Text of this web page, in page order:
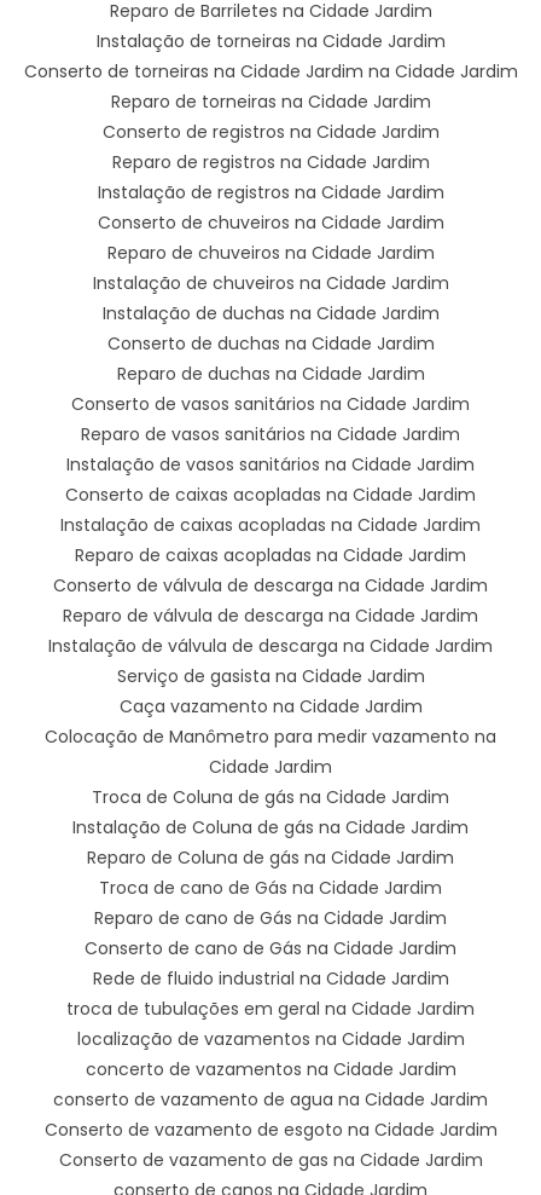
Reparo de Barriletes na Cidade Jardim
Instalação de torneiras na Cidade Jardim
Conserto de torneiras na Cidade Jardim na Cidade Jardim
Reparo de torneiras na Cidade Jardim
Conserto de registros na Cidade Jardim
Reparo de registros na Cidade Jardim
Instalação de registros na Cidade Jardim
Conserto de chuveiros na Cidade Jardim
Reparo de chuveiros na Cidade Jardim
Instalação de chuveiros na Cidade Jardim
Instalação de duchas na Cidade Jardim
Conserto de duchas na Cidade Jardim
Reparo de duchas na Cidade Jardim
Conserto de vasos sanitários na Cidade Jardim
Reparo de vasos sanitários na Cidade Jardim
Instalação de vasos sanitários na Cidade Jardim
Conserto de caixas acopladas na Cidade Jardim
Instalação de caixas acopladas na Cidade Jardim
Reparo de caixas acopladas na Cidade Jardim
Conserto de válvula de descarga na Cidade Jardim
Reparo de válvula de descarga na Cidade Jardim
Instalação de válvula de descarga na Cidade Jardim
Serviço de gasista na Cidade Jardim
Caça vazamento na Cidade Jardim
Colocação de Manômetro para medir vazamento na
Cidade Jardim
Troca de Coluna de gás na Cidade Jardim
Instalação de Coluna de gás na Cidade Jardim
Reparo de Coluna de gás na Cidade Jardim
Troca de cano de Gás na Cidade Jardim
Reparo de cano de Gás na Cidade Jardim
Conserto de cano de Gás na Cidade Jardim
Rede de fluido industrial na Cidade Jardim
troca de tubulações em geral na Cidade Jardim
localização de vazamentos na Cidade Jardim
concerto de vazamentos na Cidade Jardim
conserto de vazamento de agua na Cidade Jardim
Conserto de vazamento de esgoto na Cidade Jardim
Conserto de vazamento de gas na Cidade Jardim
conserto de canos na Cidade Jardim